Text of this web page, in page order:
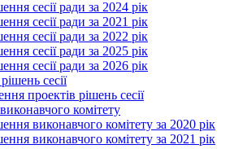
сесії ради за 2024 рік
сесії ради за 2021 рік
сесії ради за 2022 рік
сесії ради за 2025 рік
сесії ради за 2026 рік
сесії
проектів рішень сесії
комітету
виконавчого комітету за 2020 рік
виконавчого комітету за 2021 рік